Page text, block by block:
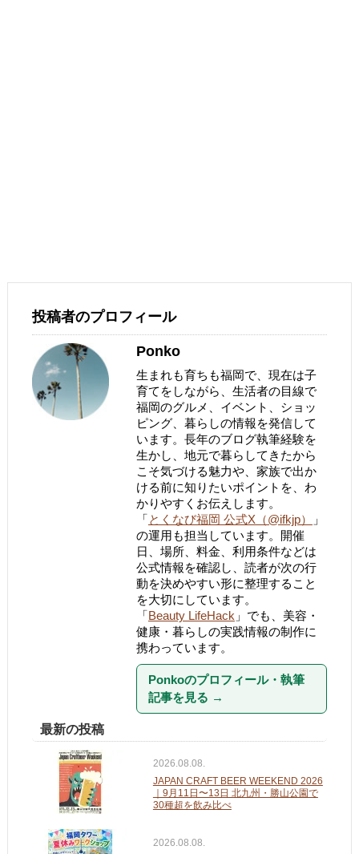
投稿者のプロフィール
Ponko
生まれも育ちも福岡で、現在は子
育てをしながら、生活者の目線で
福岡のグルメ、イベント、ショッ
ピング、暮らしの情報を発信して
います。長年のブログ執筆経験を
生かし、地元で暮らしてきたから
こそ気づける魅力や、家族で出か
ける前に知りたいポイントを、わ
かりやすくお伝えします。
「とくなび福岡 公式X（@ifkjp）
」
の運用も担当しています。開催
日、場所、料金、利用条件などは
公式情報を確認し、読者が次の行
動を決めやすい形に整理すること
を大切にしています。
「Beauty LifeHack 」でも、美容・
健康・暮らしの実践情報の制作に
携わっています。
Ponkoのプロフィール・執筆
記事を見る →
最新の投稿
2026.08.08.
JAPAN CRAFT BEER WEEKEND 2026
｜9月11日〜13日 北九州・勝山公園で
30種超を飲み比べ
2026.08.08.